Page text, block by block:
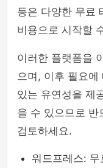
등은 다양한 무료
비용으로 시작할
이러한 플랫폼을
으며, 이후 필요에
있는 유연성을 제
을 수 있으므로 반
검토하세요.
워드프레스: